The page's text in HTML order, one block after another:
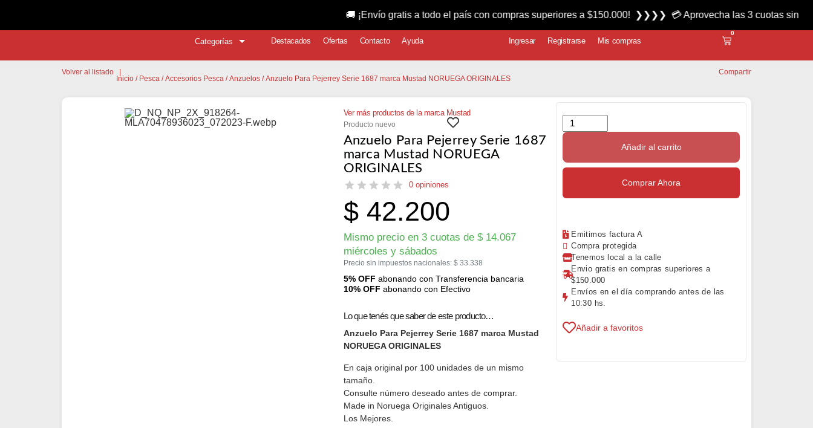
Categorías Destacados Ofertas Contacto Ayuda Ingresar Registrarse Mis compras
0
Volver al listado
Inicio / Pesca /Accesorios Pesca /Anzuelos / Anzuelo Para Pejerrey Serie 1687 marca Mustad NORUEGA ORIGINALES
Compartir
Ver más productos de la marca Mustad
Producto nuevo
Anzuelo Para Pejerrey Serie 1687
marca Mustad NORUEGA
ORIGINALES
0 opiniones
$42.200
Mismo precio en 3 cuotas de $14.067
miércoles y sábados
Precio sin impuestos nacionales: $33.338
5% OFF abonando con Transferencia bancaria
10% OFF abonando con Efectivo
Lo que tenés que saber de este producto…
Anzuelo Para Pejerrey Serie 1687 marca Mustad
NORUEGA ORIGINALES
En caja original por 100 unidades de un mismo
tamaño.
Consulte número deseado antes de comprar.
Made in Noruega Originales Antiguos.
Los Mejores.
Añadir al carrito
Comprar Ahora
Emitimos factura A
Compra protegida
Tenemos local a la calle
Envio gratis en compras superiores a
$150.000
Envíos en el día comprando antes de las
10:30 hs.
Añadir a favoritos
🚚 ¡Envío gratis a todo el país con compras superiores a $150.000! ❯❯❯❯ 💳 Aprovecha las 3 cuotas sin interés